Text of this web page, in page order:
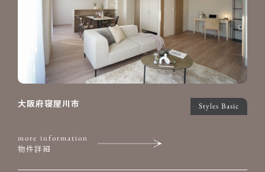
大阪府寝屋川市 Styles Basic
more information
物件詳細